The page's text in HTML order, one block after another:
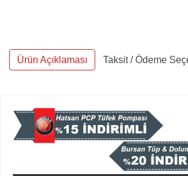
Ürün Açıklaması Taksit / Ödeme